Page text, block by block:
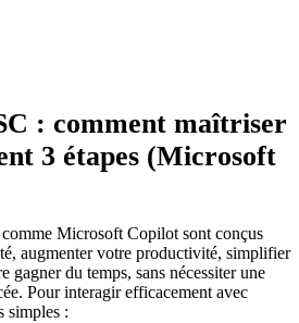
: comment maîtriser
3 étapes (Microsoft
Microsoft Copilot sont conçus
augmenter votre productivité, simplifier
gagner du temps, sans nécessiter une
Pour interagir efficacement avec
simples :